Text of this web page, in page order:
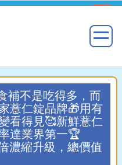
補不是吃得多，而
薏仁錠品牌🎁用有
看得見🥰新鮮薏仁
達業界第一🏆
濃縮升級，總價值